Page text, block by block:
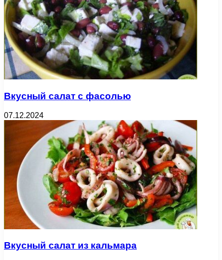
Вкусный салат с фасолью
07.12.2024
Вкусный салат из кальмара